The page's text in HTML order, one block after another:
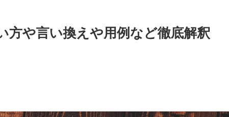
方や言い換えや用例など徹底解釈